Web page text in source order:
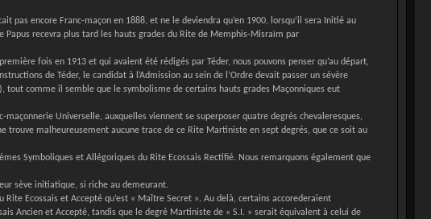
pas encore Franc-maçon en 1888, et ne le deviendra qu’en 1900, lorsqu’il sera Initié au
Papus recevra plus tard les hauts grades du Rite de Memphis-Misraïm par
fois en 1913 et qui avaient été rédigés par Téder, nous pouvons penser qu’au départ,
de Téder, le candidat à l’Admission au sein de l’Ordre devait passer un sévère
comme il semble que le symbolisme de certains hauts grades Maçonniques eut
Universelle, auxquelles viennent se superposer quatre degrés chevaleresques,
trouve malheureusement aucune trace de ce Rite Martiniste en sept degrés, que ce soit au
Symboliques et Allégoriques du Rite Ecossais Rectifié. Nous remarquons également que
sève initiatique, si riche au demeurant.
Ecossais et Accepté qu’est « Maître Secret ». Au delà, certains accorederaient
Ancien et Accepté, tandis que le degré Martiniste de « S.I. » serait équivalent à celui de